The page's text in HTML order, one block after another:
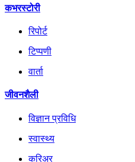
कभरस्टोरी
रिपोर्ट
टिप्पणी
वार्ता
जीवनशैली
विज्ञान प्रविधि
स्वास्थ्य
करिअर